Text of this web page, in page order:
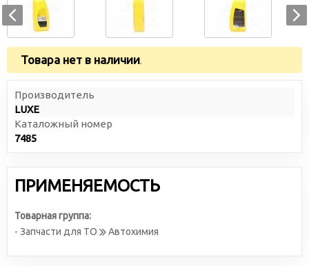
Товара нет в наличии.
Производитель
LUXE
Каталожный номер
7485
ПРИМЕНЯЕМОСТЬ
Товарная группа:
- Запчасти для ТО
Автохимия